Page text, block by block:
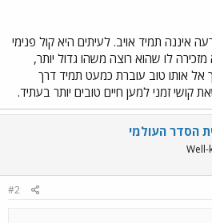
איננה תמיד אויב. לעיתים היא קול פנימי
לו שהוא רוצה משהו גדול יותר,
אל אותו טוב עוברת כמעט תמיד דרך
זמני למען חיים טובים יותר בעתיד.
הסדר העולמי
#2